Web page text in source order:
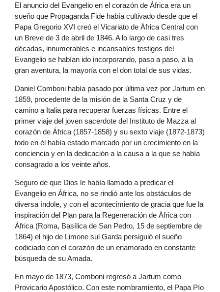
El anuncio del Evangelio en el corazón de África era un
sueño que Propaganda Fide había cultivado desde que el
Papa Gregorio XVI creó el Vicariato de África Central con
un Breve de 3 de abril de 1846. A lo largo de casi tres
décadas, innumerables e incansables testigos del
Evangelio se habían ido incorporando, paso a paso, a la
gran aventura, la mayoría con el don total de sus vidas.
Daniel Comboni había pasado por última vez por Jartum en
1859, procedente de la misión de la Santa Cruz y de
camino a Italia para recuperar fuerzas físicas. Entre el
primer viaje del joven sacerdote del Instituto de Mazza al
corazón de África (1857-1858) y su sexto viaje (1872-1873)
todo en él había estado marcado por un crecimiento en la
conciencia y en la dedicación a la causa a la que se había
consagrado a los veinte años.
Seguro de que Dios le había llamado a predicar el
Evangelio en África, no se rindió ante los obstáculos de
diversa índole, y con el acontecimiento de gracia que fue la
inspiración del Plan para la Regeneración de África con
África (Roma, Basílica de San Pedro, 15 de septiembre de
1864) el hijo de Limone sul Garda persiguió el sueño
codiciado con el corazón de un enamorado en constante
búsqueda de su Amada.
En mayo de 1873, Comboni regresó a Jartum como
Provicario Apostólico. Con este nombramiento, el Papa Pío